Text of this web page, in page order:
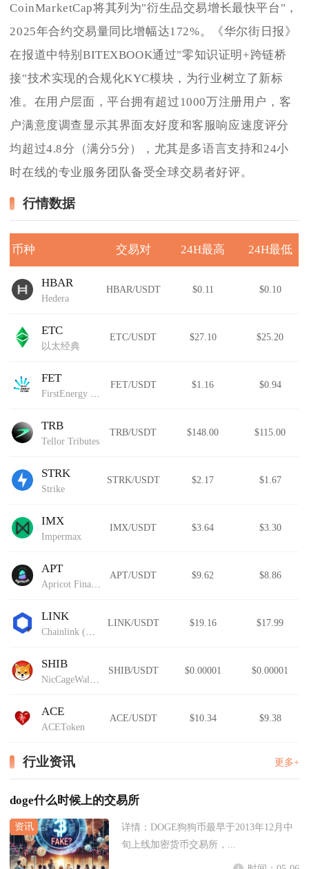
CoinMarketCap将其列为"衍生品交易增长最快平台"，
2025年合约交易量同比增幅达172%。《华尔街日报》
在报道中特别BITEXBOOK通过"零知识证明+跨链桥
接"技术实现的合规化KYC模块，为行业树立了新标
准。在用户层面，平台拥有超过1000万注册用户，客
户满意度调查显示其界面友好度和客服响应速度评分
均超过4.8分（满分5分），尤其是多语言支持和24小
时在线的专业服务团队备受全球交易者好评。
行情数据
币种 交易对 24H最高 24H最低
HBAR
Hedera
HBAR/USDT $0.11 $0.10
ETC
以太经典
ETC/USDT $27.10 $25.20
FET FET/USDT $1.16 $0.94
TRB
Tellor Tributes
TRB/USDT $148.00 $115.00
STRK
Strike
STRK/USDT $2.17 $1.67
IMX
Impermax
IMX/USDT $3.64 $3.30
APT APT/USDT $9.62 $8.86
LINK LINK/USDT $19.16 $17.99
SHIB SHIB/USDT $0.00001 $0.00001
ACE
ACEToken
ACE/USDT $10.34 $9.38
行业资讯 更多+
doge什么时候上的交易所
详情： DOGE狗狗币最早于2013年12月中
旬上线加密货币交易所，...